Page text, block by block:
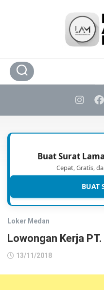
Buat Surat
Cepat, Gratis,
BUAT
Loker Medan
Lowongan Kerja
13/11/2018